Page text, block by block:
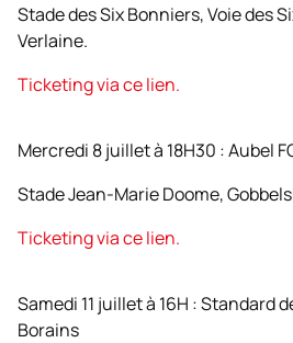
Stade des Six Bonniers, Voie des
Verlaine.
Ticketing via ce lien.
Mercredi 8 juillet à 18H30 : Aubel
Stade Jean-Marie Doome,
Ticketing via ce lien.
Samedi 11 juillet à 16H : Standard
Borains